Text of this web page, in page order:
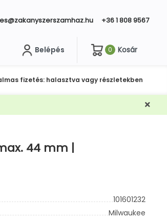
+36 1 808 9567
Belépés 0 Kosár
fizetés: halasztva vagy részletekben
44 mm |
101601232
Milwaukee